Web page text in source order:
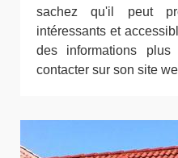
sachez qu'il peut
intéressants et
des informations
contacter sur son site